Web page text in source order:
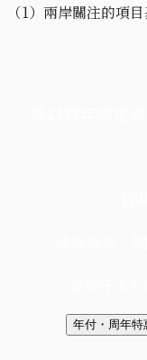
（1）兩岸關注的項
年付・周年特